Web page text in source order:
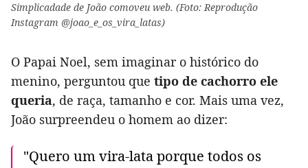
Simplicadade de João comoveu web. (Foto: Reprodução
Instagram @joao_e_os_vira_latas)
O Papai Noel, sem imaginar o histórico do
menino, perguntou que tipo de cachorro ele
queria, de raça, tamanho e cor. Mais uma vez,
João surpreendeu o homem ao dizer:
"Quero um vira-lata porque todos os